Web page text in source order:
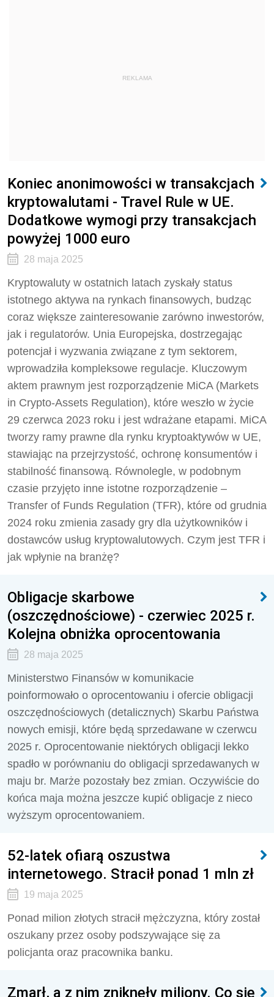
REKLAMA
Koniec anonimowości w transakcjach
kryptowalutami - Travel Rule w UE.
Dodatkowe wymogi przy transakcjach
powyżej 1000 euro
28 maja 2025
Kryptowaluty w ostatnich latach zyskały status
istotnego aktywa na rynkach finansowych, budząc
coraz większe zainteresowanie zarówno inwestorów,
jak i regulatorów. Unia Europejska, dostrzegając
potencjał i wyzwania związane z tym sektorem,
wprowadziła kompleksowe regulacje. Kluczowym
aktem prawnym jest rozporządzenie MiCA (Markets
in Crypto-Assets Regulation), które weszło w życie
29 czerwca 2023 roku i jest wdrażane etapami. MiCA
tworzy ramy prawne dla rynku kryptoaktywów w UE,
stawiając na przejrzystość, ochronę konsumentów i
stabilność finansową. Równolegle, w podobnym
czasie przyjęto inne istotne rozporządzenie –
Transfer of Funds Regulation (TFR), które od grudnia
2024 roku zmienia zasady gry dla użytkowników i
dostawców usług kryptowalutowych. Czym jest TFR i
jak wpłynie na branżę?
Obligacje skarbowe
(oszczędnościowe) - czerwiec 2025 r.
Kolejna obniżka oprocentowania
28 maja 2025
Ministerstwo Finansów w komunikacie
poinformowało o oprocentowaniu i ofercie obligacji
oszczędnościowych (detalicznych) Skarbu Państwa
nowych emisji, które będą sprzedawane w czerwcu
2025 r. Oprocentowanie niektórych obligacji lekko
spadło w porównaniu do obligacji sprzedawanych w
maju br. Marże pozostały bez zmian. Oczywiście do
końca maja można jeszcze kupić obligacje z nieco
wyższym oprocentowaniem.
52-latek ofiarą oszustwa
internetowego. Stracił ponad 1 mln zł
19 maja 2025
Ponad milion złotych stracił mężczyzna, który został
oszukany przez osoby podszywające się za
policjanta oraz pracownika banku.
Zmarł, a z nim zniknęły miliony. Co się